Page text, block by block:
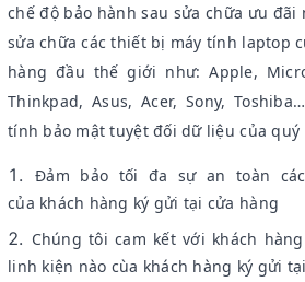
chế độ bảo hành sau sửa chữa ưu
sửa chữa các thiết bị máy tính laptop
hàng đầu thế giới như: Apple,
Thinkpad, Asus, Acer, Sony,
tính bảo mật tuyệt đối dữ liệu của quý
Đảm bảo tối đa sự an toàn
của khách hàng ký gửi tại cửa hàng
Chúng tôi cam kết với khách
linh kiện nào cùa khách hàng ký gửi